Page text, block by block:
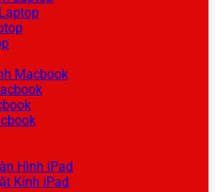
Macbook
Hình iPad
Kính iPad